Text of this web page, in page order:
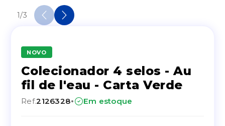
1/3
NOVO
Colecionador 4 selos - Au
fil de l'eau - Carta Verde
Ref.2126328· Em estoque